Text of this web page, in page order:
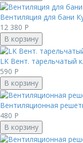
Вентиляция для бани
12 380 Р
В корзину
LK Вент. тарельчатый
590 Р
В корзину
Вентиляционная
480 Р
В корзину